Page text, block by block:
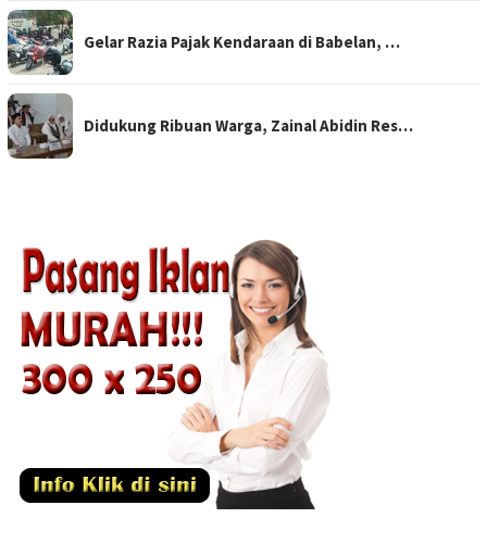
Gelar Razia Pajak Kendaraan di Babelan, …
Didukung Ribuan Warga, Zainal Abidin Res…